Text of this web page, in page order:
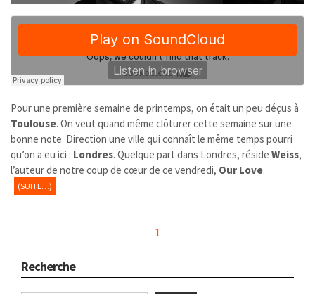
Pour une première semaine de printemps, on était un peu déçus à
Toulouse. On veut quand même clôturer cette semaine sur une
bonne note. Direction une ville qui connaît le même temps pourri
qu’on a eu ici : Londres. Quelque part dans Londres, réside Weiss,
l’auteur de notre coup de cœur de ce vendredi, Our Love.
(SUITE…)
1
Recherche